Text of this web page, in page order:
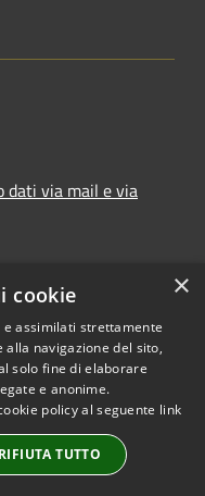
dati via mail e via
© 2026 • Comune di
Brianza • Powered by
Municipium•
Accesso
redazione
×
cookie
e assimilati strettamente
navigazione del sito,
solo fine di elaborare
e anonime.
policy al seguente link
RIFIUTA TUTTO